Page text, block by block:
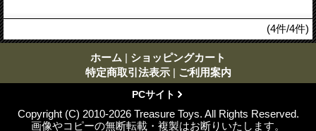
(4件/4件)
ホーム | ショッピングカート
特定商取引法表示 | ご利用案内
PCサイト
Copyright (C) 2010-2026 Treasure Toys. All Rights Reserved.
画像やコピーの無断転載・複製はお断りいたします。